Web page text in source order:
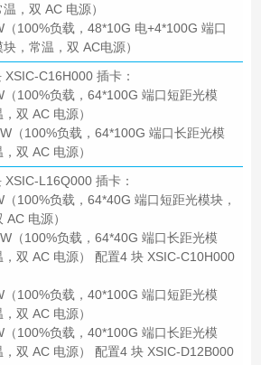
，双 AC 电源）
100%负载，48*10G 电+4*100G 端口
，常温，双 AC电源）
XSIC-C16H000 插卡：
100%负载，64*100G 端口短距光模
双 AC 电源）
（100%负载，64*100G 端口长距光模
双 AC 电源）
XSIC-L16Q000 插卡：
100%负载，64*40G 端口短距光模块，
AC 电源）
（100%负载，64*40G 端口长距光模
，双 AC 电源） 配置4 块 XSIC-C10H000
100%负载，40*100G 端口短距光模
双 AC 电源）
100%负载，40*100G 端口长距光模
，双 AC 电源） 配置4 块 XSIC-D12B000